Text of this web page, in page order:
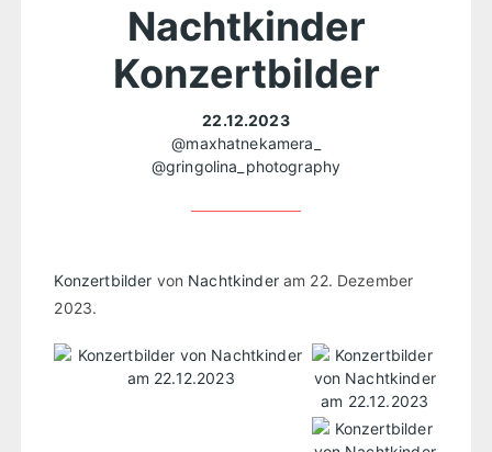
Nachtkinder
Konzertbilder
22.12.2023
@maxhatnekamera_
@gringolina_photography
Konzertbilder von Nachtkinderam 22. Dezember
2023.